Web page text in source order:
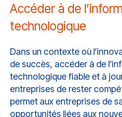
Accéder à de
technologique
Dans un contexte où
de succès, accéder à de
technologique fiable et à
entreprises de rester
permet aux entreprises de
opportunités liées aux